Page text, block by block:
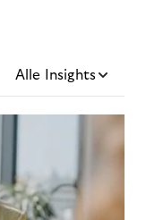
Alle Insights